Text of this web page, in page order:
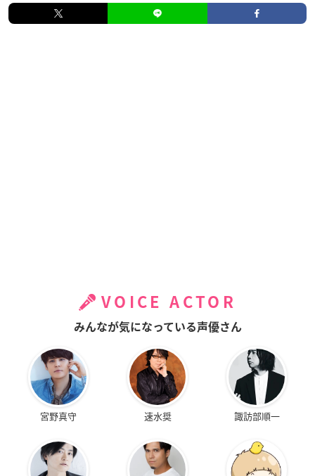
VOICE ACTOR
みんなが気になっている声優さん
宮野真守 速水奨 諏訪部順一